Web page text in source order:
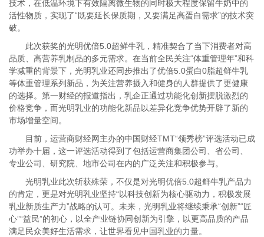
技术，在低温环境下有效隔离微生物的同时极大程度保留牛奶中的
活性物质，实现了“既要延长保质期，又要满足高蛋白需求”的技术突
破。
此次获奖的光明优倍5.0超鲜牛乳，精准契合了当下消费者对高
品质、高营养乳制品的多元需求。在当前全民关注“体重管理年”和科
学减重的背景下，光明乳业还同步推出了优倍5.0蛋白0脂超鲜牛乳
等体重管理系列新品，为关注营养摄入和健身的人群提供了更健康
的选择。第一财经的报道指出，乳企正通过功能化创新摆脱激烈的
价格竞争，而光明乳业的功能化新品以差异化竞争优势开辟了新的
市场增量空间。
目前，运营商财经网主办的中国财经TMT“领秀榜”评选活动已成
功举办十届，这一评选活动得到了包括运营商集团公司、省公司、
专业公司、研究院、地市公司在内的广泛关注和积极参与。
光明乳业此次斩获殊荣，不仅是对光明优倍5.0超鲜牛乳产品力
的肯定，更是对光明乳业坚持“以科技创新为核心驱动力，积极发展
乳业新质生产力”战略的认可。未来，光明乳业将继续秉承“创新”“匠
心”“益民”的初心，以全产业链协同创新为引擎，以更高品质的产品
满足民众美好生活需求，让世界看见中国乳业的力量。